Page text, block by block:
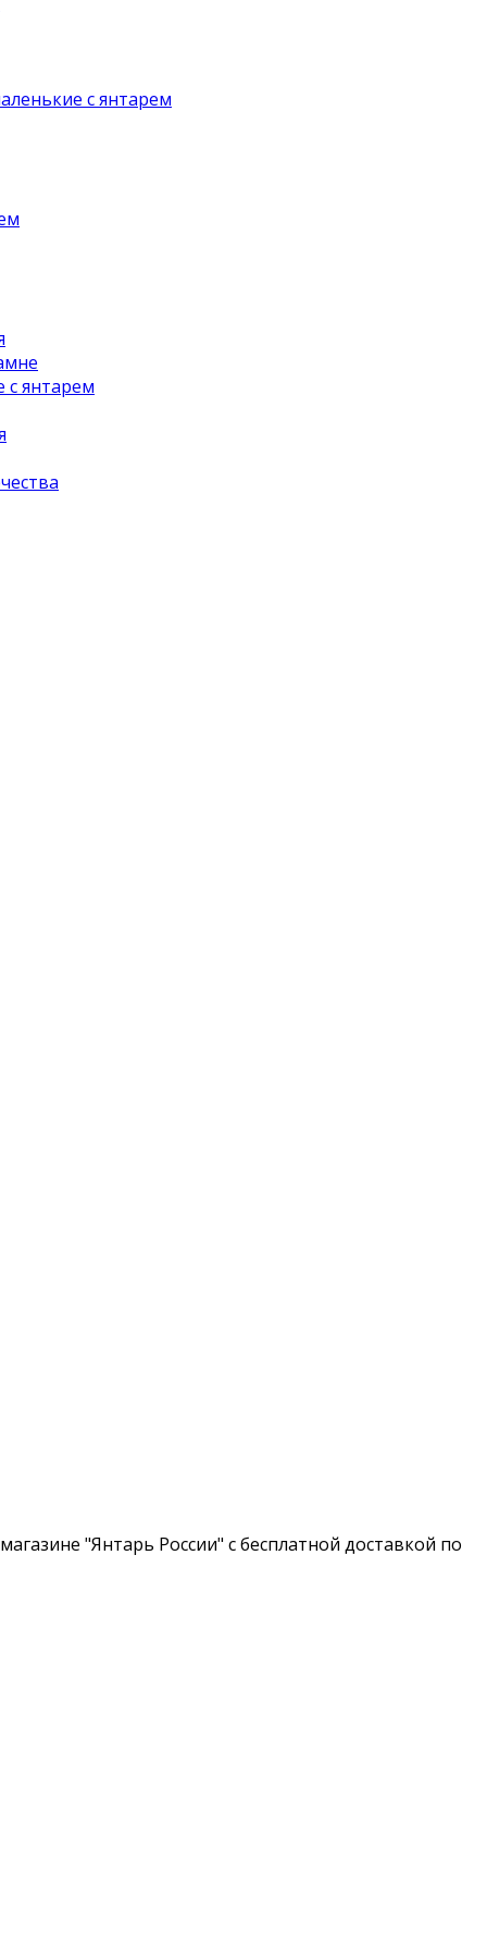
с янтарем
янтарем
"Янтарь России" с бесплатной доставкой по